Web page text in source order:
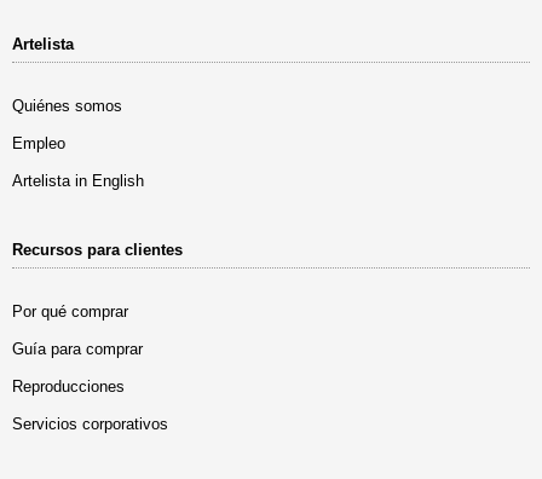
Artelista
Quiénes somos
Empleo
Artelista in English
Recursos para clientes
Por qué comprar
Guía para comprar
Reproducciones
Servicios corporativos